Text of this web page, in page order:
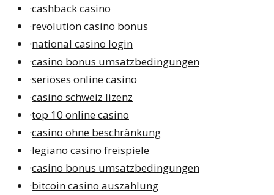
·cashback casino
·revolution casino bonus
·national casino login
·casino bonus umsatzbedingungen
·seriöses online casino
·casino schweiz lizenz
·top 10 online casino
·casino ohne beschränkung
·legiano casino freispiele
·casino bonus umsatzbedingungen
·bitcoin casino auszahlung